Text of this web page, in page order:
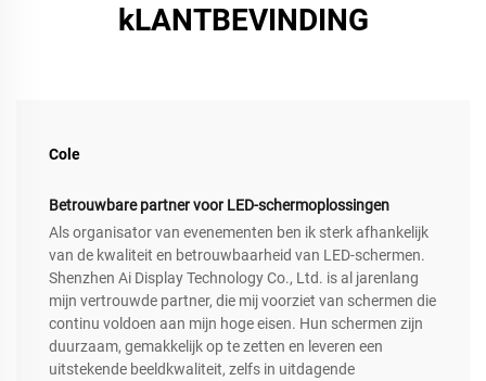
kLANTBEVINDING
Cole
Betrouwbare partner voor LED-schermoplossingen
Als organisator van evenementen ben ik sterk afhankelijk
van de kwaliteit en betrouwbaarheid van LED-schermen.
Shenzhen Ai Display Technology Co., Ltd. is al jarenlang
mijn vertrouwde partner, die mij voorziet van schermen die
continu voldoen aan mijn hoge eisen. Hun schermen zijn
duurzaam, gemakkelijk op te zetten en leveren een
uitstekende beeldkwaliteit, zelfs in uitdagende